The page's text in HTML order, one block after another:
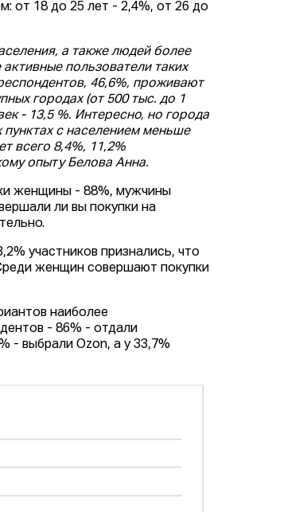
от 18 до 25 лет - 2,4%, от 26 до
а также людей более
пользователи таких
46,6%, проживают
городах (от 500 тыс. до 1
- 13,5 %. Интересно, но города
с населением меньше
всего 8,4%, 11,2%
опыту Белова Анна.
женщины - 88%, мужчины
ли вы покупки на
участников признались, что
женщин совершают покупки
наиболее
- 86% - отдали
- выбрали Ozon, а у 33,7%